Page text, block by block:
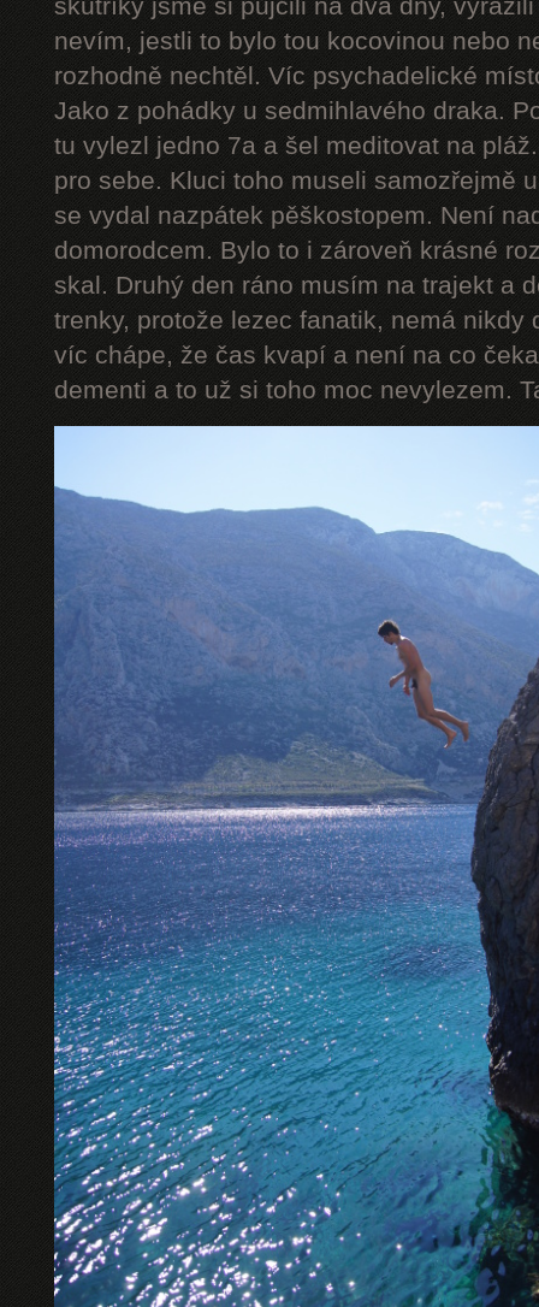
skůtříky jsme si půjčili na dva dny,
nevím, jestli to bylo tou kocovinou nebo
rozhodně nechtěl. Víc psychadelické
Jako z pohádky u sedmihlavého draka.
tu vylezl jedno 7a a šel meditovat na
pro sebe. Kluci toho museli samozřejmě
se vydal nazpátek pěškostopem. Není
domorodcem. Bylo to i zároveň krásné
skal. Druhý den ráno musím na trajekt a
trenky, protože lezec fanatik, nemá nikdy
víc chápe, že čas kvapí a není na co
dementi a to už si toho moc nevylezem.